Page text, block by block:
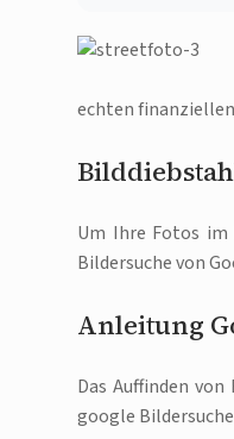
echten
Um Ihre Fotos im
Bildersuche von
Anleitung
Das Auffinden
google